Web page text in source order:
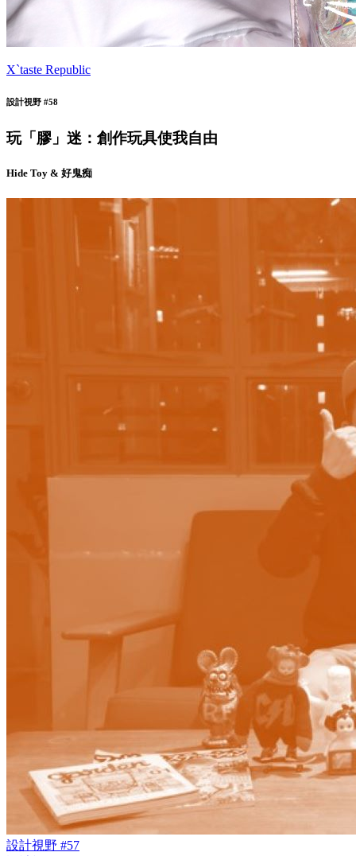
X`taste Republic
設計視野 #58
玩「膠」迷：創作玩具使我自由
Hide Toy & 好鬼痴
設計視野 #57